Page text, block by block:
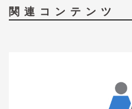
関連コンテンツ